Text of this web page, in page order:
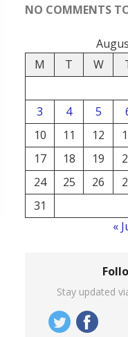
NO COMMENTS
M
T W
3
4 5
10
11 12
17
18 19
24
25 26
31
«
Stay updated